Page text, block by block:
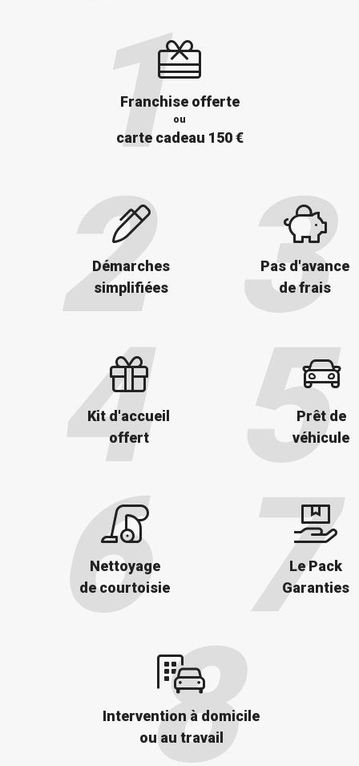
Franchise offerte
ou
carte cadeau 150 €
Démarches
simplifiées
Pas d'avance
de frais
Kit d'accueil
offert
Prêt de
véhicule
Nettoyage
de courtoisie
Le Pack
Garanties
Intervention à domicile
ou au travail